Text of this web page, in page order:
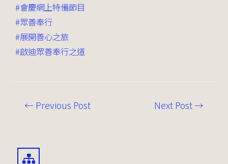
#會慶網上特備節目
#眾善奉行
#展開善心之旅
#啟迪眾善奉行之道
← Previous Post Next Post→